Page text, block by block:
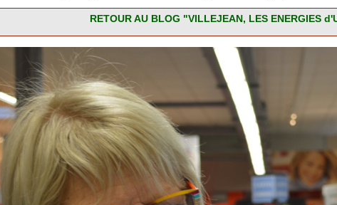
RETOUR AU BLOG "VILLEJEAN, LES ENERGIES